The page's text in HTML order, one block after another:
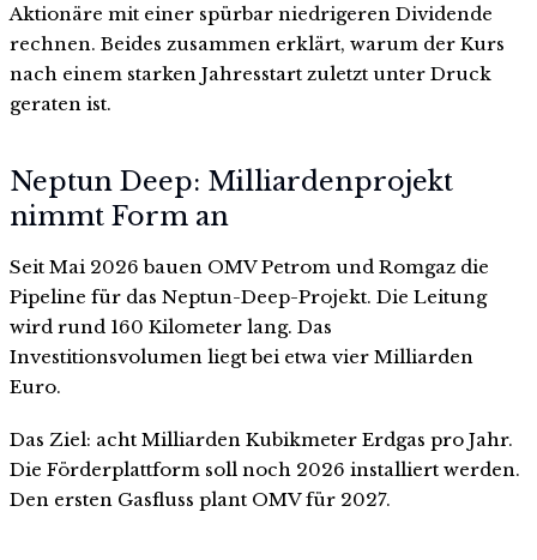
Aktionäre mit einer spürbar niedrigeren Dividende
rechnen. Beides zusammen erklärt, warum der Kurs
nach einem starken Jahresstart zuletzt unter Druck
geraten ist.
Neptun Deep: Milliardenprojekt
nimmt Form an
Seit Mai 2026 bauen OMV Petrom und Romgaz die
Pipeline für das Neptun-Deep-Projekt. Die Leitung
wird rund 160 Kilometer lang. Das
Investitionsvolumen liegt bei etwa vier Milliarden
Euro.
Das Ziel: acht Milliarden Kubikmeter Erdgas pro Jahr.
Die Förderplattform soll noch 2026 installiert werden.
Den ersten Gasfluss plant OMV für 2027.